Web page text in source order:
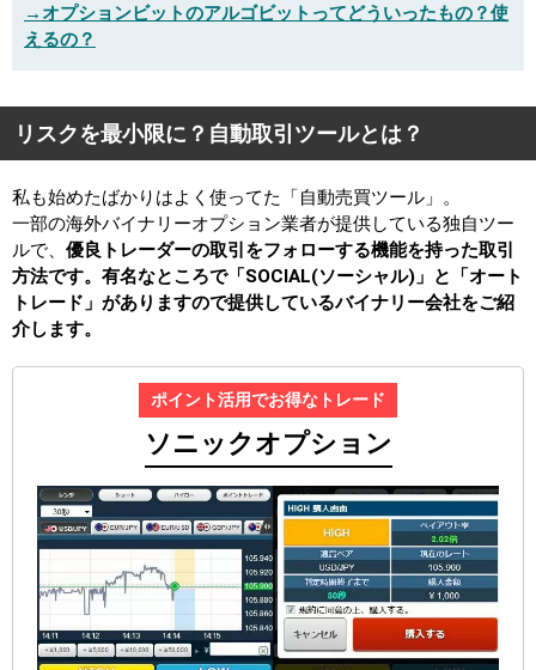
→オプションビットのアルゴビットってどういったもの？使
えるの？
リスクを最小限に？自動取引ツールとは？
私も始めたばかりはよく使ってた「自動売買ツール」。
一部の海外バイナリーオプション業者が提供している独自ツー
ルで、 優良トレーダーの取引をフォローする機能を持った取引
方法です。有名なところで「SOCIAL(ソーシャル)」と「オート
トレード」がありますので提供しているバイナリー会社をご紹
介します。
ポイント活用でお得なトレード
ソニックオプション